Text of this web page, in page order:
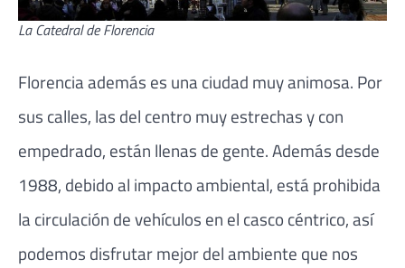
La Catedral de Florencia
Florencia además es una ciudad muy animosa. Por
sus calles, las del centro muy estrechas y con
empedrado, están llenas de gente. Además desde
1988, debido al impacto ambiental, está prohibida
la circulación de vehículos en el casco céntrico, así
podemos disfrutar mejor del ambiente que nos